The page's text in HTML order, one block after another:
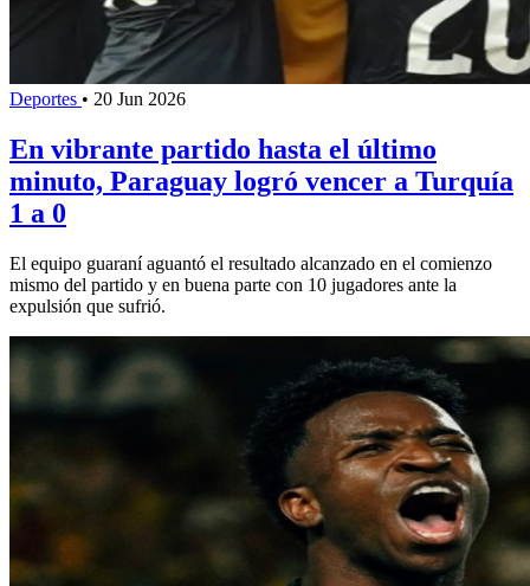
Deportes • 20 Jun 2026
En vibrante partido hasta el último
minuto, Paraguay logró vencer a Turquía
1 a 0
El equipo guaraní aguantó el resultado alcanzado en el comienzo
mismo del partido y en buena parte con 10 jugadores ante la
expulsión que sufrió.